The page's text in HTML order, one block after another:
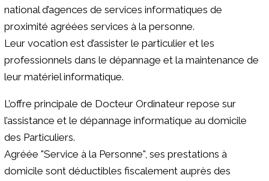
national d’agences de services informatiques de
proximité agréées services à la personne.
Leur vocation est d’assister le particulier et les
professionnels dans le dépannage et la maintenance de
leur matériel informatique.
L’offre principale de Docteur Ordinateur repose sur
l’assistance et le dépannage informatique au domicile
des Particuliers.
Agréée "Service à la Personne", ses prestations à
domicile sont déductibles fiscalement auprès des